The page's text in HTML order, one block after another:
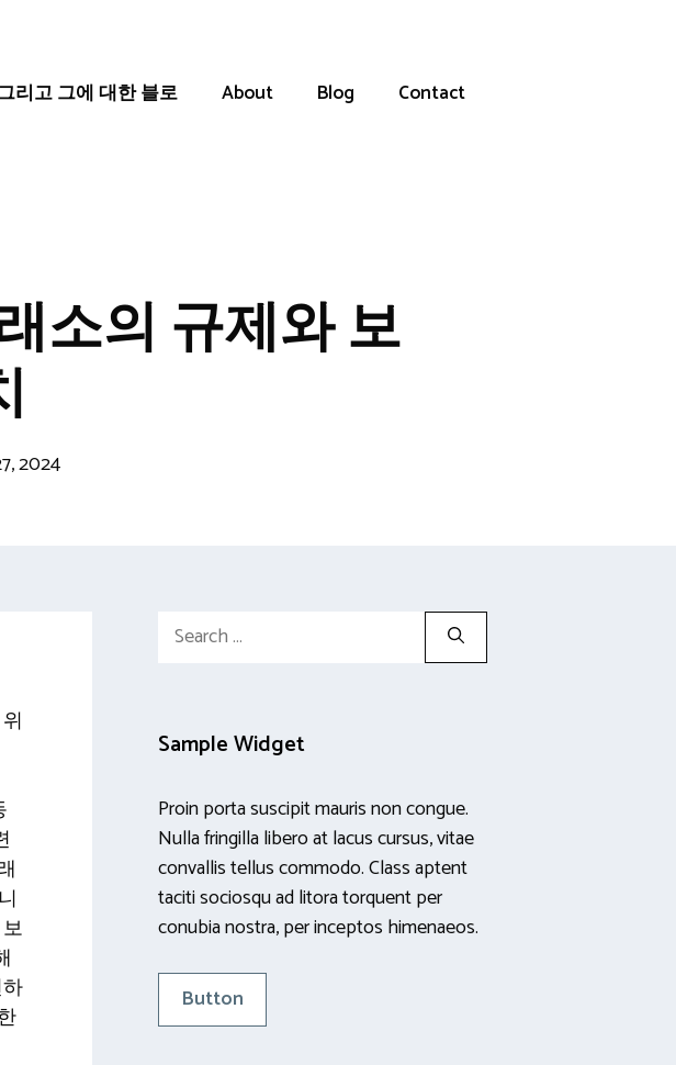
리고 그에 대한 블로 About Blog Contact
소의 규제와 보
2024
Search
Sample Widget
Proin porta suscipit mauris non congue.
Nulla fringilla libero at lacus cursus, vitae
convallis tellus commodo. Class aptent
taciti sociosqu ad litora torquent per
conubia nostra, per inceptos himenaeos.
Button